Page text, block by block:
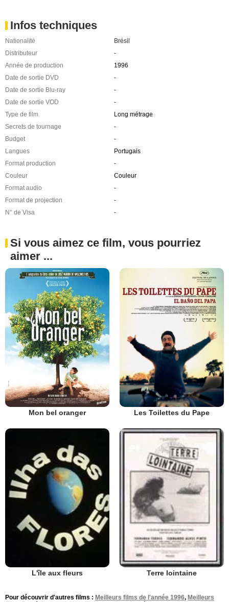
Infos techniques
Nationalité
Brésil
Distributeur
-
Année de production
1996
Date de sortie DVD
-
Date de sortie Blu-ray
-
Date de sortie VOD
-
Type de film
Long métrage
Secrets de tournage
-
Budget
-
Langues
Portugais
Format production
-
Couleur
Couleur
Format audio
-
Format de projection
-
N° de Visa
-
Si vous aimez ce film, vous pourriez
aimer ...
Mon bel oranger Les Toilettes du Pape
L'île aux fleurs Terre lointaine
Pour découvrir d'autres films : Meilleurs films de l'année 1996, Meilleurs